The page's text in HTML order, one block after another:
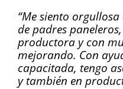
“Me siento
de padres
productora y con
mejorando. Con
capacitada, tengo
y también en